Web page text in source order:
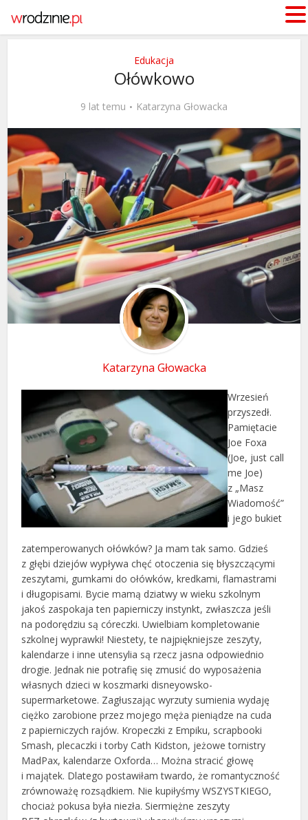
Edukacja
Ołówkowo
9 lat temu Katarzyna Głowacka
Katarzyna Głowacka
Wrzesień
przyszedł.
Pamiętacie
Joe Foxa
(Joe, just call
me Joe)
z „Masz
Wiadomość”
i jego bukiet
zatemperowanych ołówków? Ja mam tak samo. Gdzieś
z głębi dziejów wypływa chęć otoczenia się błyszczącymi
zeszytami, gumkami do ołówków, kredkami, flamastrami
i długopisami. Bycie mamą dziatwy w wieku szkolnym
jakoś zaspokaja ten papierniczy instynkt, zwłaszcza jeśli
na podorędziu są córeczki. Uwielbiam kompletowanie
szkolnej wyprawki! Niestety, te najpiękniejsze zeszyty,
kalendarze i inne utensylia są rzecz jasna odpowiednio
drogie. Jednak nie potrafię się zmusić do wyposażenia
własnych dzieci w koszmarki disneyowsko-
supermarketowe. Zagłuszając wyrzuty sumienia wydaję
ciężko zarobione przez mojego męża pieniądze na cuda
z papierniczych rajów. Kropeczki z Empiku, scrapbooki
Smash, plecaczki i torby Cath Kidston, jeżowe tornistry
MadPax, kalendarze Oxforda… Można stracić głowę
i majątek. Dlatego postawiłam twardo, że romantyczność
zrównoważę rozsądkiem. Nie kupiłyśmy WSZYSTKIEGO,
chociaż pokusa była niezła. Siermiężne zeszyty